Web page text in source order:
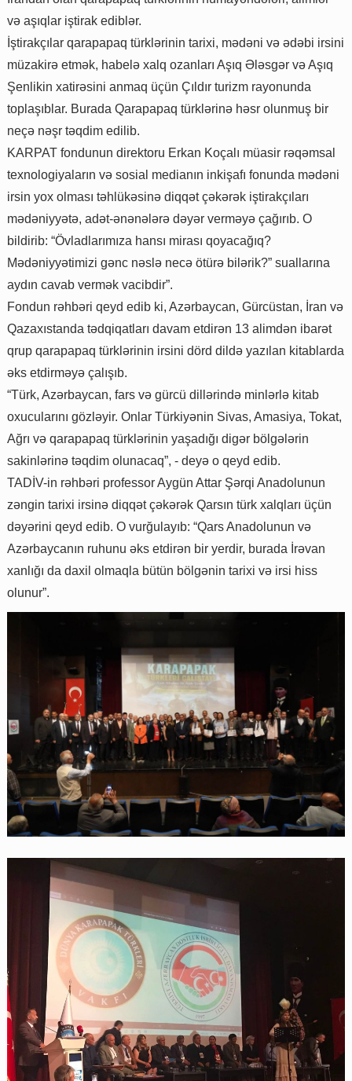
və aşıqlar iştirak ediblər.
İştirakçılar qarapapaq türklərinin tarixi, mədəni və ədəbi irsini
müzakirə etmək, habelə xalq ozanları Aşıq Ələsgər və Aşıq
Şenlikin xatirəsini anmaq üçün Çıldır turizm rayonunda
toplaşıblar. Burada Qarapapaq türklərinə həsr olunmuş bir
neçə nəşr təqdim edilib.
KARPAT fondunun direktoru Erkan Koçalı müasir rəqəmsal
texnologiyaların və sosial medianın inkişafı fonunda mədəni
irsin yox olması təhlükəsinə diqqət çəkərək iştirakçıları
mədəniyyətə, adət-ənənələrə dəyər verməyə çağırıb. O
bildirib: “Övladlarımıza hansı mirası qoyacağıq?
Mədəniyyətimizi gənc nəslə necə ötürə bilərik?” suallarına
aydın cavab vermək vacibdir”.
Fondun rəhbəri qeyd edib ki, Azərbaycan, Gürcüstan, İran və
Qazaxıstanda tədqiqatları davam etdirən 13 alimdən ibarət
qrup qarapapaq türklərinin irsini dörd dildə yazılan kitablarda
əks etdirməyə çalışıb.
“Türk, Azərbaycan, fars və gürcü dillərində minlərlə kitab
oxucularını gözləyir. Onlar Türkiyənin Sivas, Amasiya, Tokat,
Ağrı və qarapapaq türklərinin yaşadığı digər bölgələrin
sakinlərinə təqdim olunacaq”, - deyə o qeyd edib.
TADİV-in rəhbəri professor Aygün Attar Şərqi Anadolunun
zəngin tarixi irsinə diqqət çəkərək Qarsın türk xalqları üçün
dəyərini qeyd edib. O vurğulayıb: “Qars Anadolunun və
Azərbaycanın ruhunu əks etdirən bir yerdir, burada İrəvan
xanlığı da daxil olmaqla bütün bölgənin tarixi və irsi hiss
olunur”.